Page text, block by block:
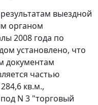
выездной
органом
2008 года по
установлено, что
документам
частью
кв.м.,
N 3 "торговый